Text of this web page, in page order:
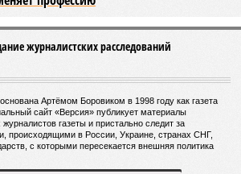
журналистских расследований
Артёмом Боровиком в 1998 году как газета
сайт «Версия» публикует материалы
газеты и пристально следит за
происходящими в России, Украине, странах СНГ,
с которыми пересекается внешняя политика